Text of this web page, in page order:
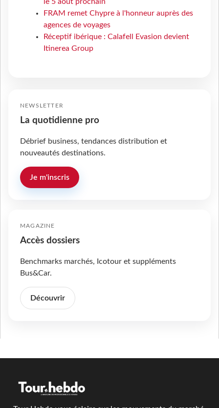
FRAM remet Chypre à l'honneur auprès des
agences de voyages
Réceptif ibérique : Calafell Evasion devient
Itinerea Group
NEWSLETTER
La quotidienne pro
Débrief business, tendances distribution et
nouveautés destinations.
Je m'inscris
MAGAZINE
Accès dossiers
Benchmarks marchés, Icotour et suppléments
Bus&Car.
Découvrir